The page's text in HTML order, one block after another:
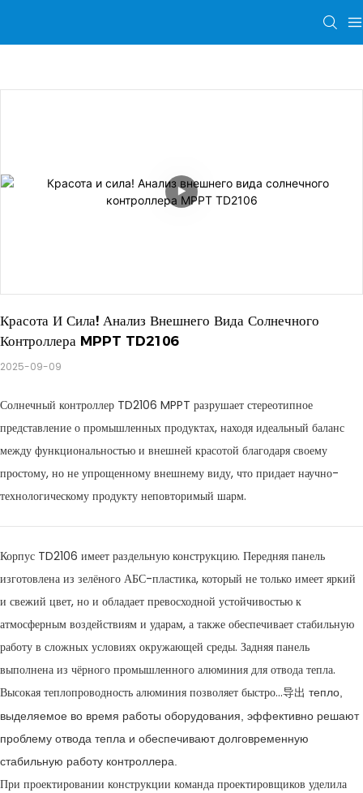
Красота И Сила! Анализ Внешнего Вида Солнечного
Контроллера MPPT TD2106
2025-09-09
Солнечный контроллер TD2106 MPPT разрушает стереотипное
представление о промышленных продуктах, находя идеальный баланс
между функциональностью и внешней красотой благодаря своему
простому, но не упрощенному внешнему виду, что придает научно-
технологическому продукту неповторимый шарм.
Корпус TD2106 имеет раздельную конструкцию. Передняя панель
изготовлена ​​из зелёного АБС-пластика, который не только имеет яркий
и свежий цвет, но и обладает превосходной устойчивостью к
атмосферным воздействиям и ударам, а также обеспечивает стабильную
работу в сложных условиях окружающей среды. Задняя панель
выполнена из чёрного промышленного алюминия для отвода тепла.
Высокая теплопроводность алюминия позволяет быстро...导出 тепло,
выделяемое во время работы оборудования, эффективно решают
проблему отвода тепла и обеспечивают долговременную
стабильную работу контроллера.
При проектировании конструкции команда проектировщиков уделила